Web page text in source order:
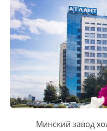
Минский завод